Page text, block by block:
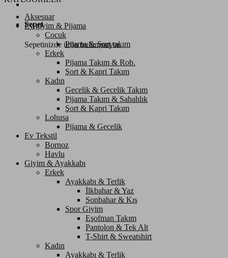
Sepet
Sepetinizde ürün bulunmuyor.
Aksesuar
Ev giyim & Pijama
Çocuk
Pijama & Şort takım
Erkek
Pijama Takım & Rob.
Şort & Kapri Takım
Kadın
Gecelik & Gecelik Takım
Pijama Takım & Sabahlık
Şort & Kapri Takım
Lohusa
Pijama & Gecelik
Ev Tekstil
Bornoz
Havlu
Giyim & Ayakkabı
Erkek
Ayakkabı & Terlik
İlkbahar & Yaz
Sonbahar & Kış
Spor Giyim
Eşofman Takım
Pantolon & Tek Alt
T-Shirt & Sweatshirt
Kadın
Ayakkabı & Terlik